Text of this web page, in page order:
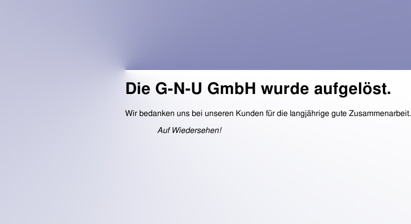
Die G-N-U GmbH wurde aufgelöst.
Wir bedanken uns bei unseren Kunden für die langjährige gute Zusammenarbeit.
Auf Wiedersehen!